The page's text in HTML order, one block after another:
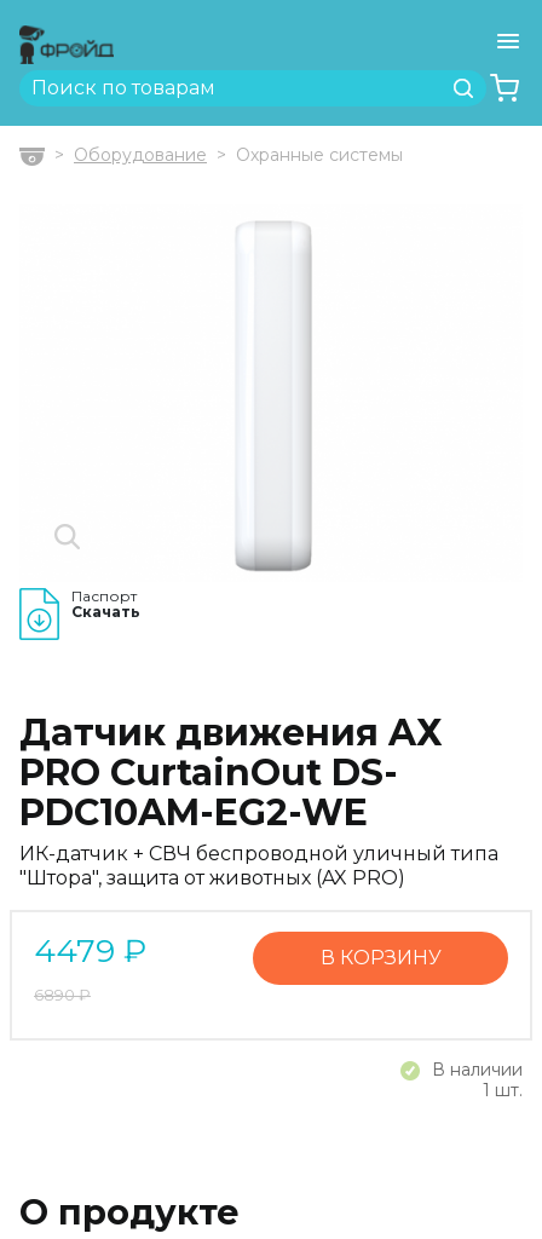
Найти
ГлавнаяОборудование Охранные системы
Паспорт
Скачать
Датчик движения AХ
PRO CurtainOut DS-
PDC10AM-EG2-WE
ИК-датчик + СВЧ беспроводной уличный типа
"Штора", защита от животных (AX PRO)
4479 ₽
6890₽
В КОРЗИНУ
В наличии
1 шт.
О продукте